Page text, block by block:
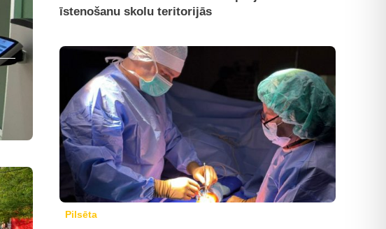
īstenošanu skolu teritorijās
Pilsēta